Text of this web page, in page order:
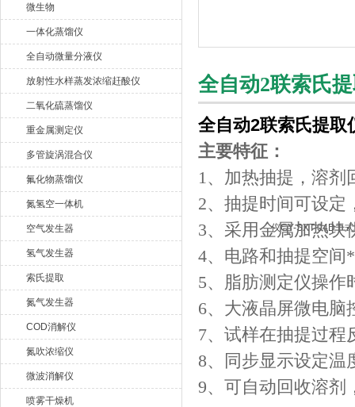
微生物
一体化蒸馏仪
全自动微量分液仪
放射性水样蒸发浓缩赶酸仪
二氧化硫蒸馏仪
重金属测定仪
多管旋涡混合仪
氟化物蒸馏仪
氮氢空一体机
空气发生器
氢气发生器
索氏提取
氮气发生器
COD消解仪
氮吹浓缩仪
微波消解仪
喷雾干燥机
全自动2联索氏
全自动2联索氏提取
主要特征：
1、加热抽提，溶剂
2、抽提时间可设定
3、采用金属加热块
4、电路和抽提空间
5、脂肪测定仪操作
6、大液晶屏微电脑
7、试样在抽提过程
8、同步显示设定温
9、可自动回收溶剂